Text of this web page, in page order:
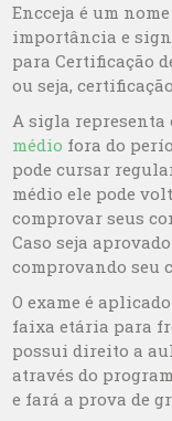
Encceja é um
importância e
para Certificação
ou seja,
A sigla representa
médio fora do
pode cursar
médio ele pode
comprovar seus
Caso seja
comprovando seu
O exame é
faixa etária para
possui direito a
através do
e fará a prova de